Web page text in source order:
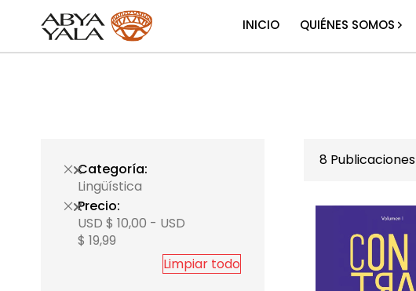
INICIO QUIÉNES SOMOS
8Publicaciones
Categoría
Lingüística
Precio
USD $ 10,00 - USD
$ 19,99
Limpiar todo